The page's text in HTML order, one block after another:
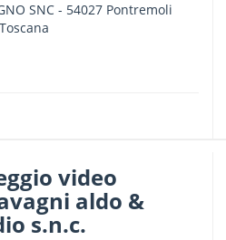
SNC - 54027 Pontremoli
Toscana
video
aldo &
s.n.c.